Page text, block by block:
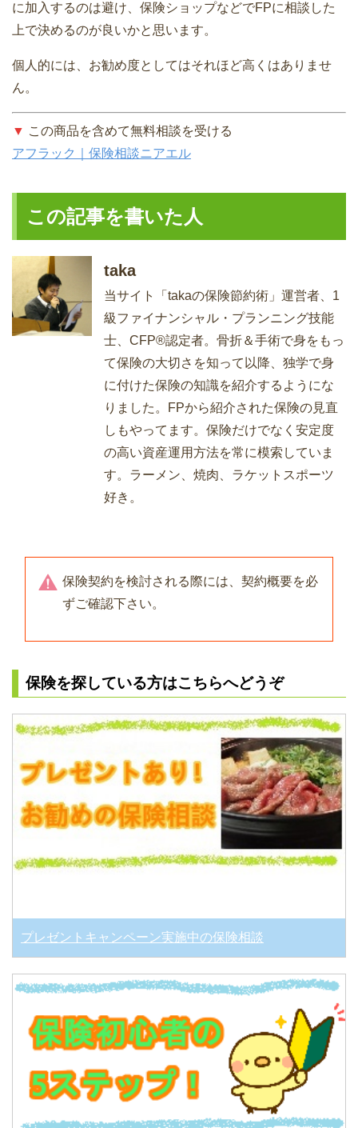
に加入するのは避け、保険ショップなどでFPに相談した
上で決めるのが良いかと思います。
個人的には、お勧め度としてはそれほど高くはありませ
ん。
▼ この商品を含めて無料相談を受ける
アフラック｜保険相談ニアエル
この記事を書いた人
taka
当サイト「takaの保険節約術」運営者、1
級ファイナンシャル・プランニング技能
士、CFP®認定者。骨折＆手術で身をもっ
て保険の大切さを知って以降、独学で身
に付けた保険の知識を紹介するようにな
りました。FPから紹介された保険の見直
しもやってます。保険だけでなく安定度
の高い資産運用方法を常に模索していま
す。ラーメン、焼肉、ラケットスポーツ
好き。
保険契約を検討される際には、契約概要を必
ずご確認下さい。
保険を探している方はこちらへどうぞ
プレゼントキャンペーン実施中の保険相談